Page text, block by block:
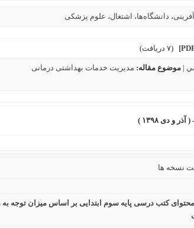
، دانشگاه‌ها، اشتغال، علوم پزشکی
(۷ دریافت)
|موضوع مقاله: مدیریت خدمات بهداشتی درمانی
نسخه ها
کتب درسی پایه سوم ابتدایی بر اساس میزان توجه به